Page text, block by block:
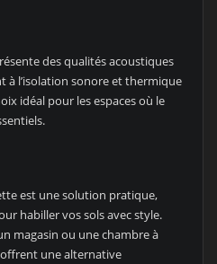
des qualités acoustiques
l’isolation sonore et thermique
idéal pour les espaces où le
est une solution pratique,
habiller vos sols avec style.
magasin ou une chambre à
une alternative